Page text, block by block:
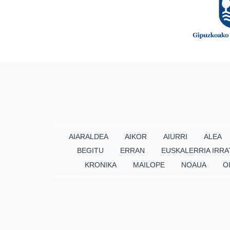
AIARALDEA AIKOR AIURRI ALEA
BEGITU
ERRAN EUSKALERRIA
KRONIKA
MAILOPE NOAUA